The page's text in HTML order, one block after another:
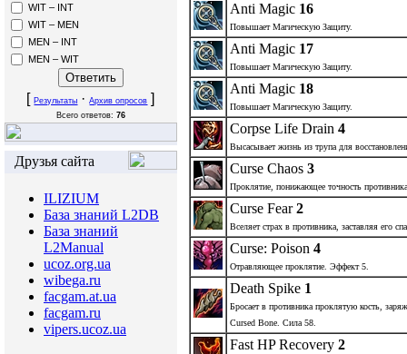
WIT – INT
WIT – MEN
MEN – INT
MEN – WIT
[Результаты ·Архив опросов ]
Всего ответов: 76
Друзья сайта
ILIZIUM
База знаний L2DB
База знаний
L2Manual
ucoz.org.ua
wibega.ru
facgam.at.ua
facgam.ru
vipers.ucoz.ua
Anti Magic 16
Повышает Магическую Защиту.
Anti Magic 17
Повышает Магическую Защиту.
Anti Magic 18
Повышает Магическую Защиту.
Corpse Life Drain 4
Высасывает жизнь из трупа для
Curse Chaos 3
Проклятие, понижающее точность
Curse Fear2
Вселяет страх в противника, заставляя его
Curse: Poison 4
Отравляющее проклятие. Эффект 5.
Death Spike 1
Бросает в противника проклятую кость,
Cursed Bone. Сила 58.
Fast HP Recovery 2